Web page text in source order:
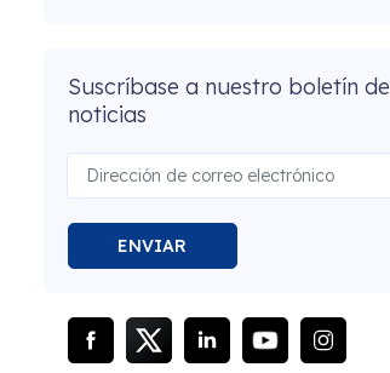
Suscríbase a nuestro boletín de
noticias
ENVIAR